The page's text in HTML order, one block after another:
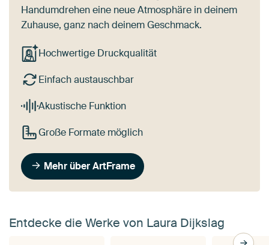
Handumdrehen eine neue Atmosphäre in deinem
Zuhause, ganz nach deinem Geschmack.
Hochwertige Druckqualität
Einfach austauschbar
Akustische Funktion
Große Formate möglich
Mehr über ArtFrame
Entdecke die Werke von Laura Dijkslag